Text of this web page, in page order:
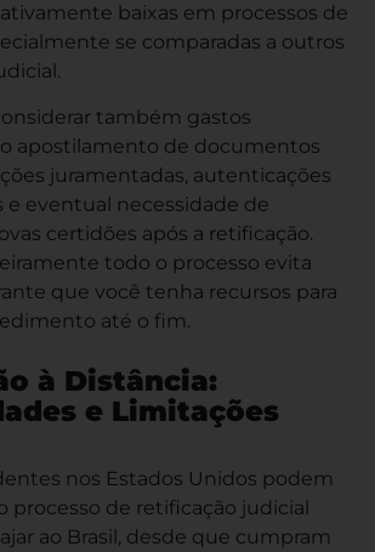
baixas em processos de
se comparadas a outros
também gastos
apostilamento de documentos
juramentadas, autenticações
e eventual necessidade de
certidões após a retificação.
todo o processo evita
que você tenha recursos para
até o fim.
à Distância:
e Limitações
nos Estados Unidos podem
processo de retificação judicial
ao Brasil, desde que cumpram